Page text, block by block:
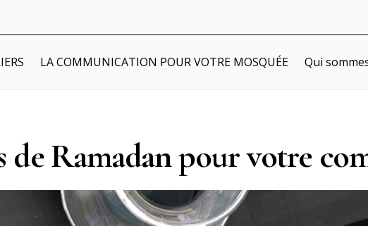
LA COMMUNICATION POUR VOTRE MOSQUÉE Qui
Ramadan pour votre